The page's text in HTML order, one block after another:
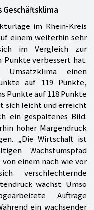
im Rhein-Kreis
einem weiterhin sehr
im Vergleich zur
Punkte verbessert hat.
Umsatzklima einen
auf 119 Punkte,
Punkte auf 118 Punkte
sich leicht und erreicht
ein gespaltenes Bild:
hoher Margendruck
„Die Wirtschaft ist
Wachstumspfad
einem nach wie vor
verschlechternde
wächst. Umso
Aufträge
ein wachsender